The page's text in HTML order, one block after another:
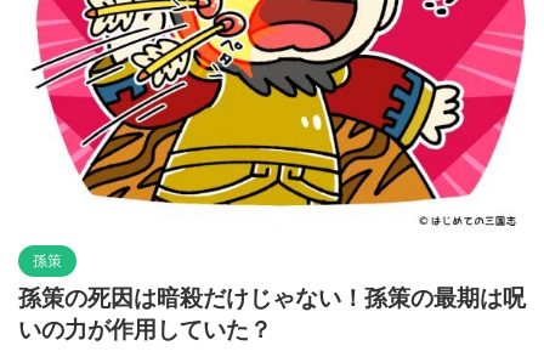
孫策
孫策の死因は暗殺だけじゃない！孫策の最期は呪
いの力が作用していた？